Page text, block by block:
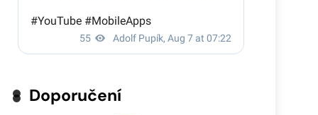
Doporučení